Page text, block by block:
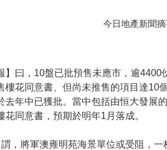
今日地產新聞
】曰，10盤已批預售未應市，逾
樓花同意書、但尚未推售的項目達10
去年中已獲批。當中包括由恒大發展
花同意書，預期於明年1月落成。
謂，將軍澳雍明苑海景單位或受阻，